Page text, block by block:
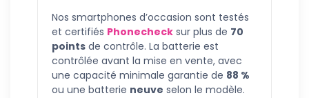
Nos smartphones d’occasion sont testés
et certifiés Phonecheck sur plus de 70
points de contrôle. La batterie est
contrôlée avant la mise en vente, avec
une capacité minimale garantie de 88 %
ou une batterie neuve selon le modèle.